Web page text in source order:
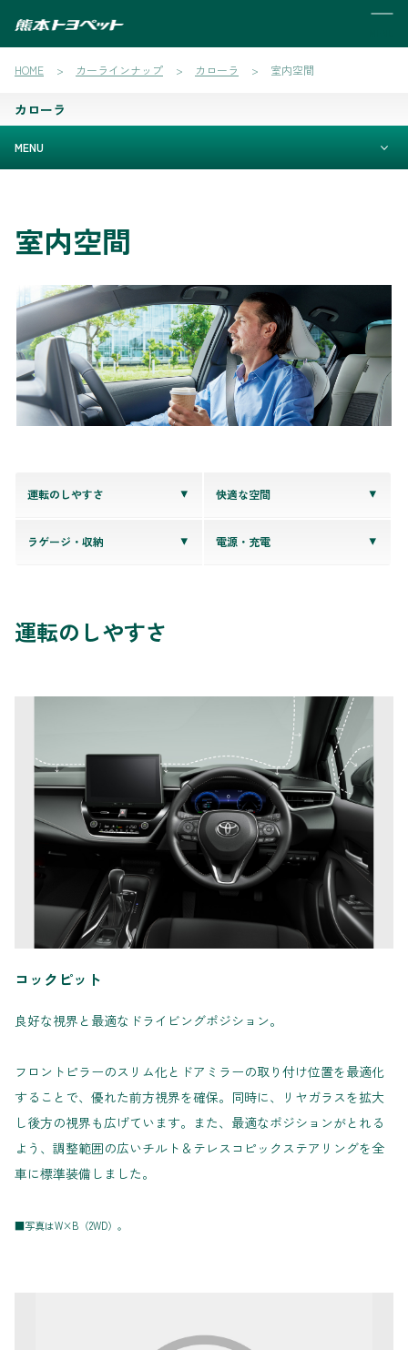
HOME カーラインナップ カローラ 室内空間
カローラ
MENU
室内空間
運転のしやすさ 快適な空間
ラゲージ・収納 電源・充電
運転のしやすさ
コックピット
良好な視界と最適なドライビングポジション。
フロントピラーのスリム化とドアミラーの取り付け位置を最適化
することで、優れた前方視界を確保。同時に、リヤガラスを拡大
し後方の視界も広げています。また、最適なポジションがとれる
よう、調整範囲の広いチルト＆テレスコピックステアリングを全
車に標準装備しました。
■写真はW×B（2WD）。